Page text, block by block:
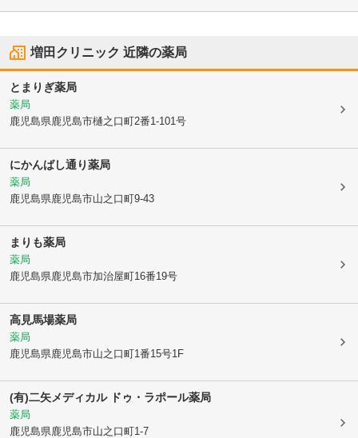
増田クリニック 近隣の薬局
とまりぎ薬局
薬局
鹿児島県鹿児島市樋之口町2番1-101号
にかんばし通り薬局
薬局
鹿児島県鹿児島市山之口町9-43
まりも薬局
薬局
鹿児島県鹿児島市加治屋町16番19号
高見馬場薬局
薬局
鹿児島県鹿児島市山之口町1番15号1F
(有)二矢メディカル ドゥ・ラポール薬局
薬局
鹿児島県鹿児島市山之口町1-7